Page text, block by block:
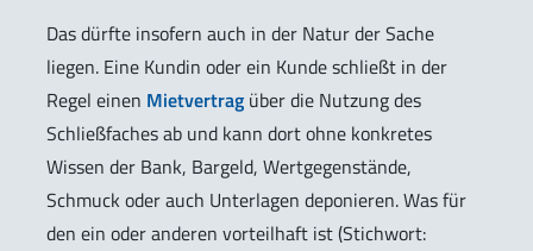
Das dürfte insofern auch in der Natur der Sache
liegen. Eine Kundin oder ein Kunde schließt in der
Regel einen Mietvertrag über die Nutzung des
Schließfaches ab und kann dort ohne konkretes
Wissen der Bank, Bargeld, Wertgegenstände,
Schmuck oder auch Unterlagen deponieren. Was für
den ein oder anderen vorteilhaft ist (Stichwort: